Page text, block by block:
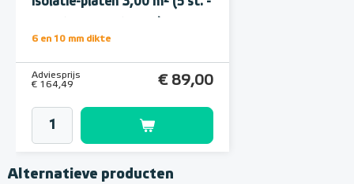
6 en 10 mm dikte
Adviesprijs
€ 164,49
€ 89,00
Alternatieve producten